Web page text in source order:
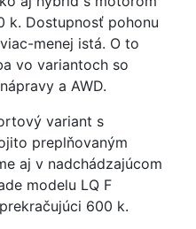
k. Dostupnosť pohonu
menej istá. O to
vo variantoch so
a AWD.
variant s
preplňovaným
aj v nadchádzajúcom
modelu LQ F
600 k.